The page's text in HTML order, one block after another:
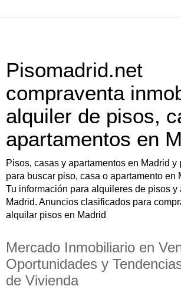
Pisomadrid.net
compraventa
alquiler de pisos,
apartamentos en
Pisos, casas y apartamentos en Madrid y
para buscar piso, casa o apartamento en
Tu información para alquileres de pisos y
Madrid. Anuncios clasificados para
alquilar pisos en Madrid
Mercado Inmobiliario en
Oportunidades y
de Vivienda